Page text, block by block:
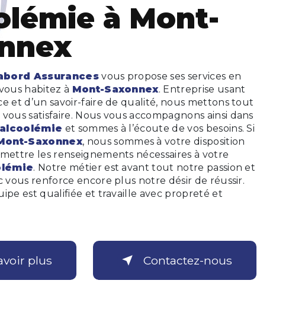
Assurancesvous propose ses services en
habitez à Mont-Saxonnex. Entreprise usant
et d’un savoir-faire de qualité, nous mettons tout
satisfaire. Nous vous accompagnons ainsi dans
alcoolémie et sommes à l’écoute de vos besoins. Si
Saxonnex, nous sommes à votre disposition
les renseignements nécessaires à votre
. Notre métier est avant tout notre passion et
vous renforce encore plus notre désir de réussir.
est qualifiée et travaille avec propreté et
plus Contactez-nous